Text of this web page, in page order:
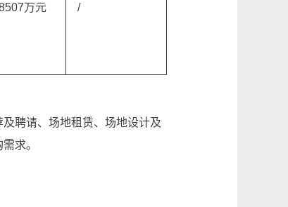
万元 /
聘请、场地租赁、场地设计及
求。